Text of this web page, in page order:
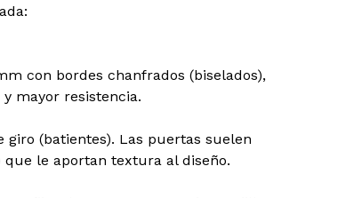
con bordes chanfrados (biselados),
mayor resistencia.
giro (batientes). Las puertas suelen
le aportan textura al diseño.